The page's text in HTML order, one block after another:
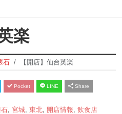
楽
石 【開店】仙台英楽
Pocket LINE Share
, 宮城, 東北, 開店情報 飲食店